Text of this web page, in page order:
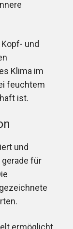
und
Klima im
feuchtem
ist.
und
für